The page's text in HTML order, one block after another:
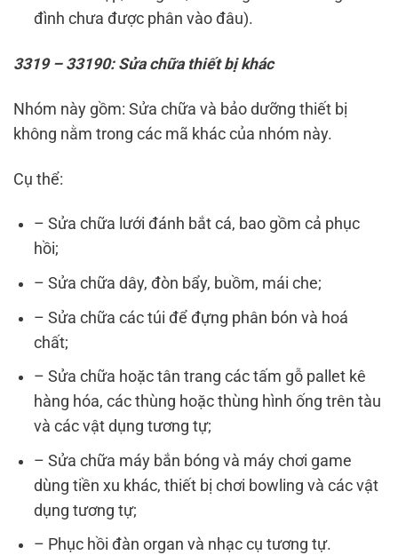
đình chưa được phân vào đâu).
3319 – 33190: Sửa chữa thiết bị khác
Nhóm này gồm: Sửa chữa và bảo dưỡng thiết bị
không nằm trong các mã khác của nhóm này.
Cụ thể:
– Sửa chữa lưới đánh bắt cá, bao gồm cả phục
hồi;
– Sửa chữa dây, đòn bẩy, buồm, mái che;
– Sửa chữa các túi để đựng phân bón và hoá
chất;
– Sửa chữa hoặc tân trang các tấm gỗ pallet kê
hàng hóa, các thùng hoặc thùng hình ống trên tàu
và các vật dụng tương tự;
– Sửa chữa máy bắn bóng và máy chơi game
dùng tiền xu khác, thiết bị chơi bowling và các vật
dụng tương tự;
– Phục hồi đàn organ và nhạc cụ tương tự.